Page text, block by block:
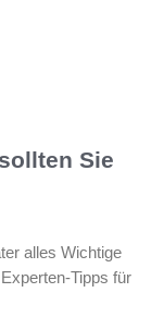
Sie
alles Wichtige
Tipps für